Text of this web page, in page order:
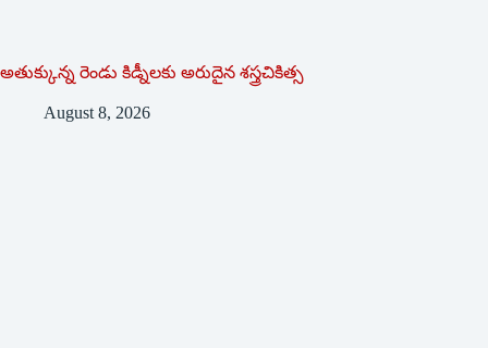
అతుక్కున్న రెండు కిడ్నీలకు అరుదైన శస్త్రచికిత్స
August 8, 2026